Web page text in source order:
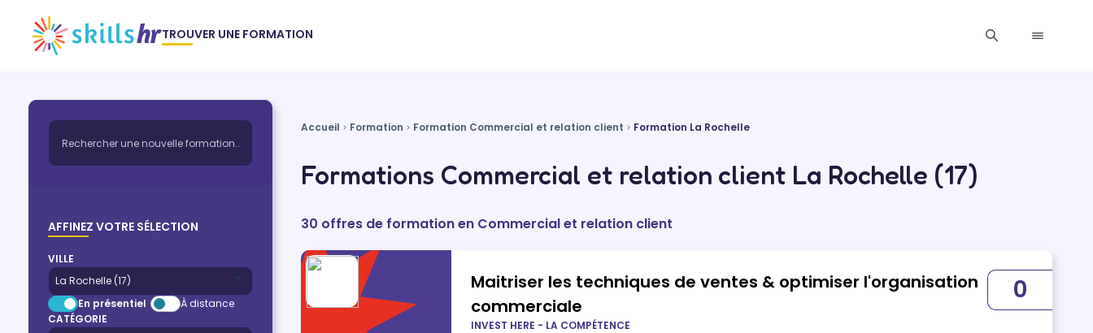
TROUVER UNE FORMATION
AFFINEZ VOTRE SÉLECTION
VILLE
En présentiel
À distance
CATÉGORIE
Accueil Formation Formation Commercial et relation client Formation La Rochelle
Formations Commercial et relation client La Rochelle (17)
30 offres de formation en Commercial et relation client
Maitriser les techniques de ventes & optimiser l'organisation
commerciale
INVEST HERE - LA COMPÉTENCE
0